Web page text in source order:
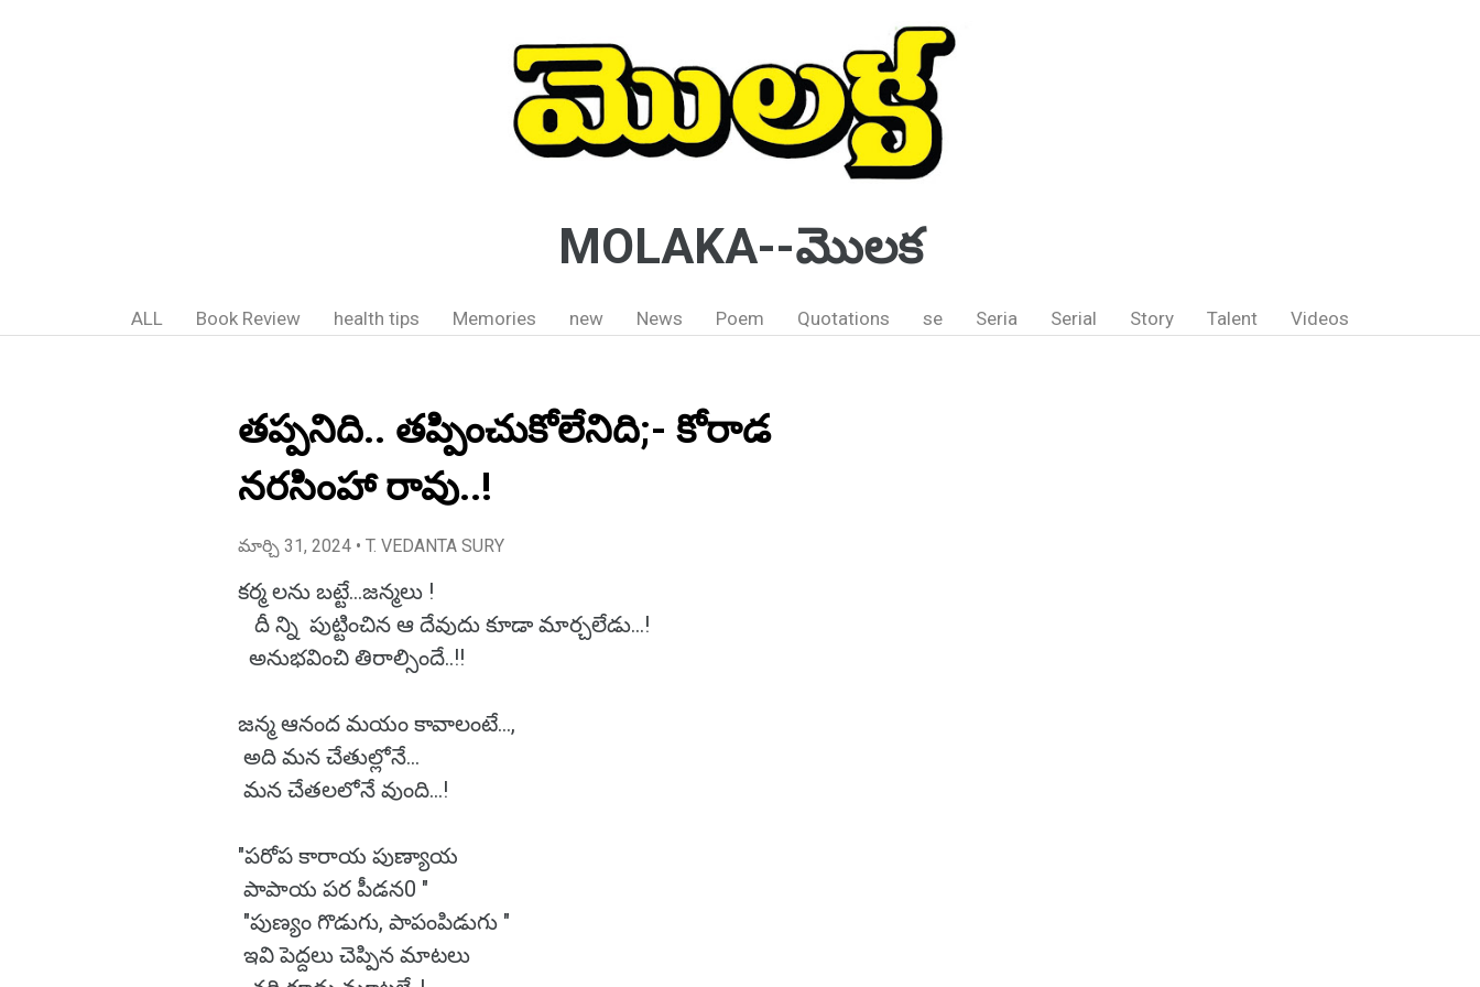
MOLAKA--మొలక
ALL Book Review health tips Memories new News Poem Quotations se Seria Serial Story Talent Videos
తప్పనిది.. తప్పించుకోలేనిది;- కోరాడ
నరసింహా రావు..!
మార్చి 31, 2024 • T. VEDANTA SURY
కర్మ లను బట్టే...జన్మలు !
దీ న్ని పుట్టించిన ఆ దేవుదు కూడా మార్చలేడు...!
అనుభవించి తిరాల్సిందే..!!
జన్మ ఆనంద మయం కావాలంటే...,
అది మన చేతుల్లోనే...
మన చేతలలోనే వుంది...!
"పరోప కారాయ పుణ్యాయ
పాపాయ పర పీడన0 "
"పుణ్యం గొడుగు, పాపంపిడుగు "
ఇవి పెద్దలు చెప్పిన మాటలు